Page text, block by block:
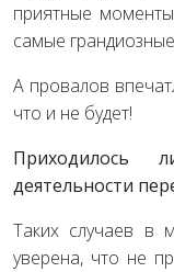
приятные
самые
А провалов
что и не будет!
Приходилось
деятельности
Таких случаев в
уверена, что не